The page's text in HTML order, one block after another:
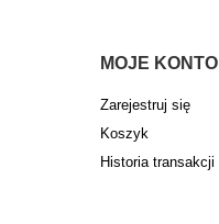
MOJE KONTO
Zarejestruj się
Koszyk
Historia transakcji